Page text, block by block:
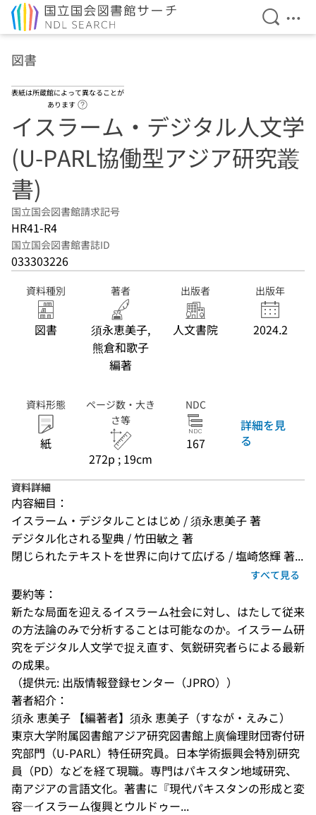
検索を
メ
図書
表紙は所蔵館によって異なることが
あります
イスラーム・デジタル人文学
(U-PARL協働型アジア研究叢
書)
国立国会図書館請求記号
HR41-R4
国立国会図書館書誌ID
033303226
資料種別
図書
著者
須永恵美子,
熊倉和歌子
編著
出版者
人文書院
出版年
2024.2
資料形態
紙
ページ数・大き
さ等
272p ; 19cm
NDC
167
詳細を見
る
資料詳細
内容細目：
イスラーム・デジタルことはじめ / 須永恵美子 著
デジタル化される聖典 / 竹田敏之 著
閉じられたテキストを世界に向けて広げる / 塩崎悠輝 著...
すべて見る
要約等：
新たな局面を迎えるイスラーム社会に対し、はたして従来
の方法論のみで分析することは可能なのか。イスラーム研
究をデジタル人文学で捉え直す、気鋭研究者らによる最新
の成果。
（提供元: 出版情報登録センター（JPRO））
著者紹介：
須永 恵美子 【編著者】須永 恵美子（すなが・えみこ）
東京大学附属図書館アジア研究図書館上廣倫理財団寄付研
究部門（U-PARL）特任研究員。日本学術振興会特別研究
員（PD）などを経て現職。専門はパキスタン地域研究、
南アジアの言語文化。著書に『現代パキスタンの形成と変
容―イスラーム復興とウルドゥー...